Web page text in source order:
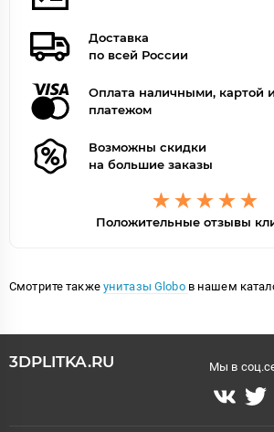
Доставка
по всей России
Оплата наличными, картой
платежом
Возможны скидки
на большие заказы
Положительные отзывы
Смотрите также унитазы Globo в нашем
3DPLITKA.RU Мы в